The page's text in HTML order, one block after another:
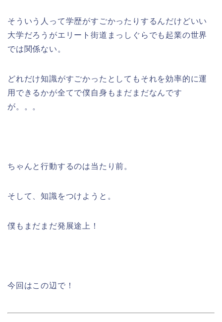
そういう人って学歴がすごかったりするんだけどいい
大学だろうがエリート街道まっしぐらでも起業の世界
では関係ない。
どれだけ知識がすごかったとしてもそれを効率的に運
用できるかが全てで僕自身もまだまだなんです
が。。。
ちゃんと行動するのは当たり前。
そして、知識をつけようと。
僕もまだまだ発展途上！
今回はこの辺で！